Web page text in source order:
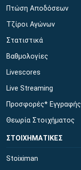
Πτώση Αποδόσεων
Τζίροι Αγώνων
Στατιστικά
Βαθμολογίες
Livescores
Live Streaming
Προσφορές* Εγγραφής
Θεωρία Στοιχήματος
ΣΤΟΙΧΗΜΑΤΙΚΕΣ
Stoiximan